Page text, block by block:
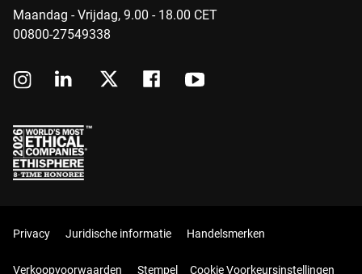
Maandag - Vrijdag, 9.00 - 18.00 CET
00800-27549338
Privacy Juridische informatie Handelsmerken
Verkoopvoorwaarden Stempel Cookie Voorkeursinstellingen